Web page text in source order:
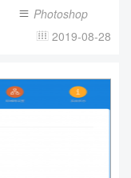
 Photoshop
 2019-08-28